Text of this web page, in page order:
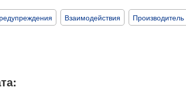
Взаимодействия Производитель